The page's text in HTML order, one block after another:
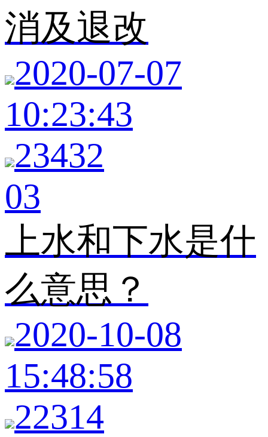
消及退改
2020-07-07
10:23:43
23432
03
上水和下水是什
么意思？
2020-10-08
15:48:58
22314